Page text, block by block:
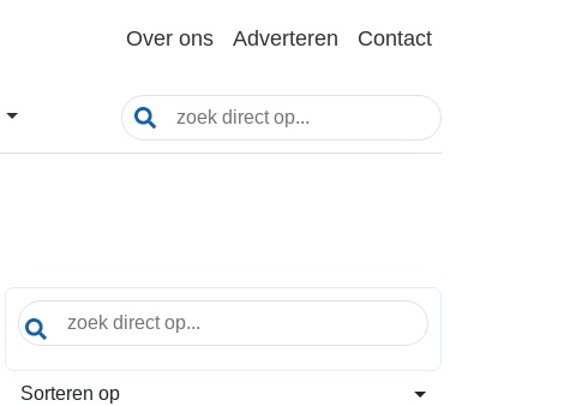
Over ons Adverteren Contact
Sorteren op